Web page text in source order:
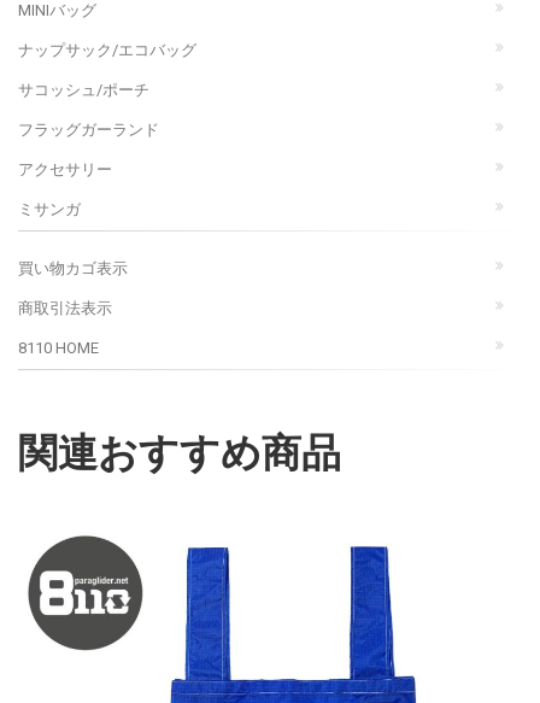
MINIバッグ
ナップサック/エコバッグ
サコッシュ/ポーチ
フラッグガーランド
アクセサリー
ミサンガ
買い物カゴ表示
商取引法表示
8110 HOME
関連おすすめ商品